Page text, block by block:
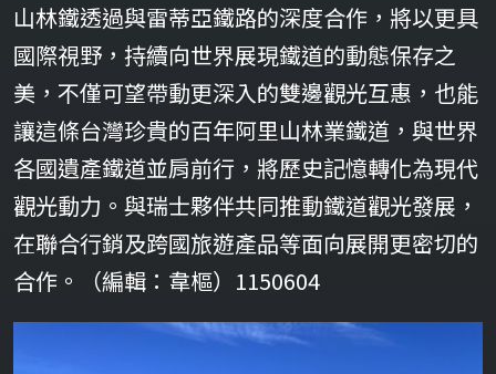
山林鐵透過與雷蒂亞鐵路的深度合作，將以更具
國際視野，持續向世界展現鐵道的動態保存之
美，不僅可望帶動更深入的雙邊觀光互惠，也能
讓這條台灣珍貴的百年阿里山林業鐵道，與世界
各國遺產鐵道並肩前行，將歷史記憶轉化為現代
觀光動力。與瑞士夥伴共同推動鐵道觀光發展，
在聯合行銷及跨國旅遊產品等面向展開更密切的
合作。（編輯：韋樞）1150604